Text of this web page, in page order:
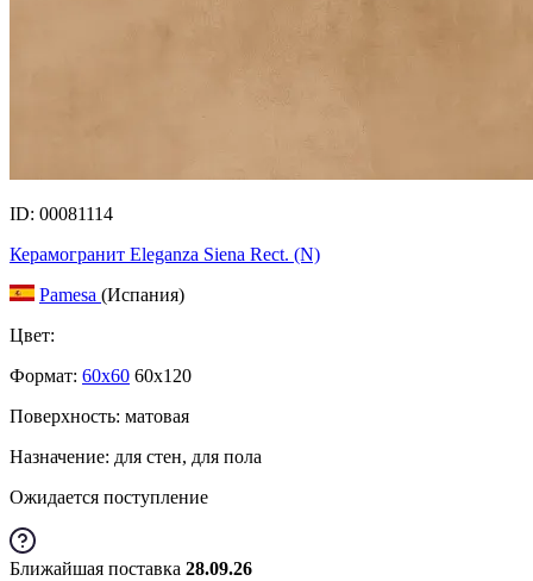
ID: 00081114
Керамогранит Eleganza Siena Rect. (N)
Pamesa (Испания)
Цвет:
Формат: 60x60 60x120
Поверхность: матовая
Назначение: для стен, для пола
Ожидается поступление
Ближайшая поставка 28.09.26